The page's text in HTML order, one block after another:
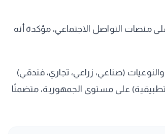
على منصات التواصل الاجتماعي، مؤكدة أنه
(صناعي، زراعي، تجاري، فندقي)
على مستوى الجمهورية، متضمنًا